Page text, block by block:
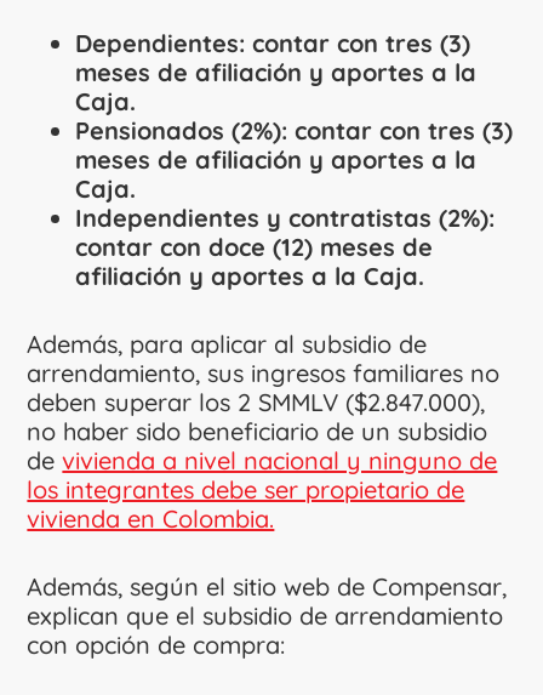
Dependientes: contar con tres (3)
meses de afiliación y aportes a la
Caja.
Pensionados (2%): contar con tres (3)
meses de afiliación y aportes a la
Caja.
Independientes y contratistas (2%):
contar con doce (12) meses de
afiliación y aportes a la Caja.
Además, para aplicar al subsidio de
arrendamiento, sus ingresos familiares no
deben superar los 2 SMMLV ($2.847.000),
no haber sido beneficiario de un subsidio
devivienda a nivel nacional y ninguno de
los integrantes debe ser propietario de
vivienda en Colombia.
Además, según el sitio web de Compensar,
explican que el subsidio de arrendamiento
con opción de compra: